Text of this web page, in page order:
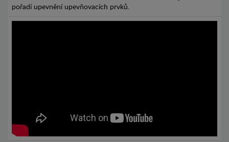
pořadí upevnění upevňovacích prvků.